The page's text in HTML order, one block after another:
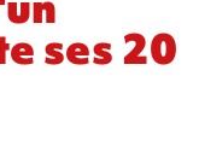
ses 20